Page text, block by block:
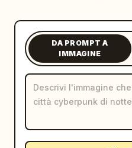
Blog
Aggiornamenti
DA PROMPT A
IMMAGINE